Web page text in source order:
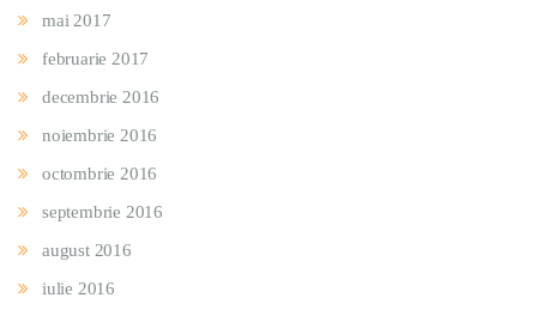
mai 2017
februarie 2017
decembrie 2016
noiembrie 2016
octombrie 2016
septembrie 2016
august 2016
iulie 2016